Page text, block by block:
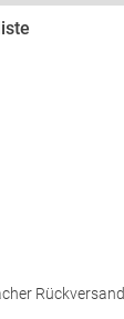
Rückversand